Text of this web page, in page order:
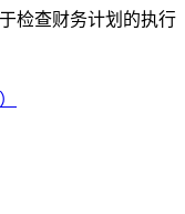
检查财务计划的执行